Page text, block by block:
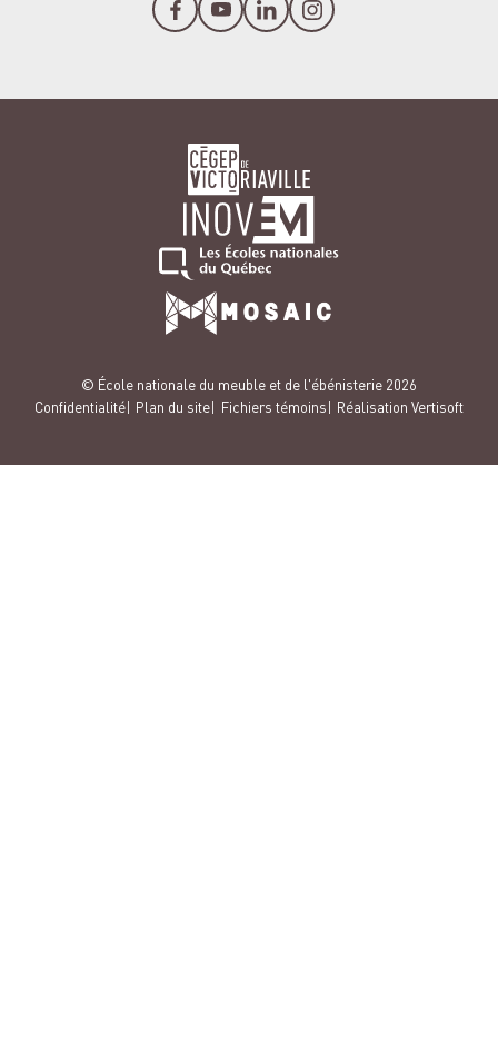
© École nationale du meuble et de l'ébénisterie 2026
Confidentialité
Plan du site Fichiers témoins Réalisation Vertisoft